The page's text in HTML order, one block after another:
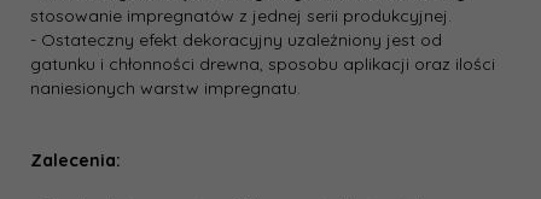
stosowanie impregnatów z jednej serii produkcyjnej.
- Ostateczny efekt dekoracyjny uzależniony jest od
gatunku i chłonności drewna, sposobu aplikacji oraz ilości
naniesionych warstw impregnatu.
Zalecenia: